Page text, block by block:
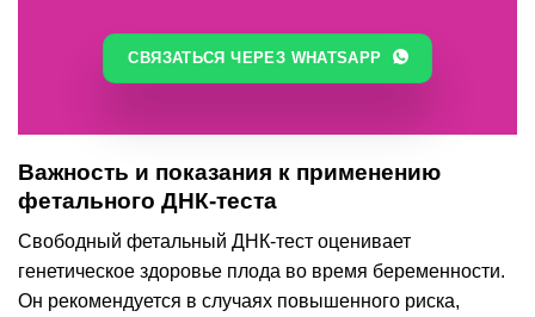
СВЯЗАТЬСЯ ЧЕРЕЗ WHATSAPP
Важность и показания к применению
фетального ДНК-теста
Свободный фетальный ДНК-тест оценивает
генетическое здоровье плода во время беременности.
Он рекомендуется в случаях повышенного риска,